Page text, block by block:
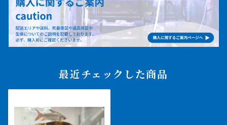
最近チェックした商品